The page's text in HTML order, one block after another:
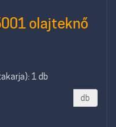
olajteknő
1 db
db